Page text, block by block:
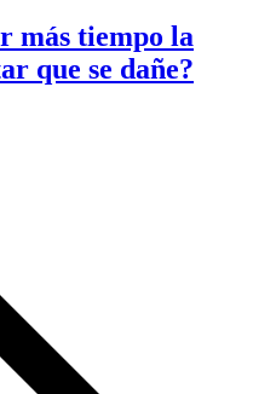
más tiempo la
que se dañe?